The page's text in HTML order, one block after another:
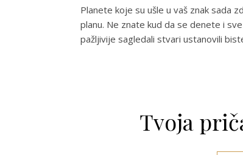
Planete koje su ušle u vaš znak sada
planu. Ne znate kud da se denete i
pažljivije sagledali stvari ustanovili
Tvoja